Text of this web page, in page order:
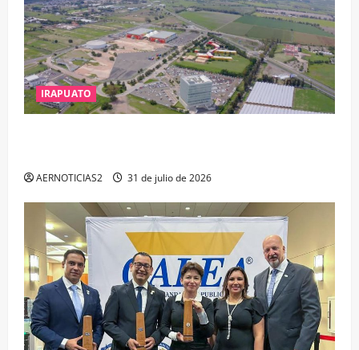
IRAPUATO
AERNOTICIAS2 31 de julio de 2026